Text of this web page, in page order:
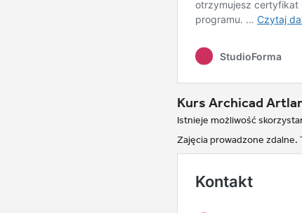
Kurs Archicad
Istnieje możliwość
Zajęcia prowadzone